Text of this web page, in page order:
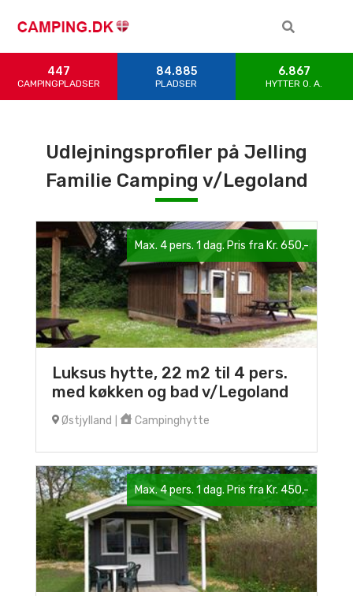
447
CAMPINGPLADSER
84.885
PLADSER
6.867
HYTTER 0. A.
Udlejningsprofiler på Jelling
Familie Camping v/Legoland
Max. 4 pers. 1 dag. Pris fra Kr. 650,-
Luksus hytte, 22 m2 til 4 pers.
med køkken og bad v/Legoland
Østjylland Campinghytte
Max. 4 pers. 1 dag. Pris fra Kr. 450,-